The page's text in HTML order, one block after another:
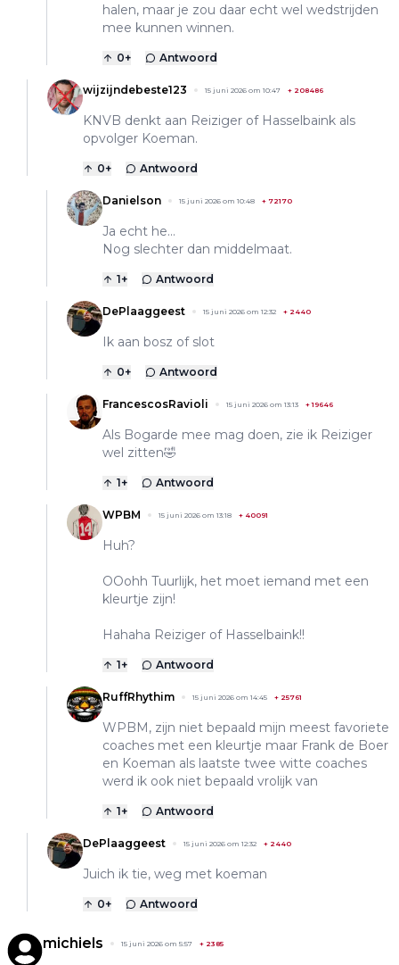
halen, maar je zou daar echt wel wedstrijden
mee kunnen winnen.
0+ Antwoord
wijzijndebeste123 15 juni 2026 om 10:47 + 208486
KNVB denkt aan Reiziger of Hasselbaink als
opvolger Koeman.
0+ Antwoord
Danielson 15 juni 2026 om 10:48 + 72170
Ja echt he...
Nog slechter dan middelmaat.
1+ Antwoord
DePlaaggeest 15 juni 2026 om 12:32 + 2440
Ik aan bosz of slot
0+ Antwoord
FrancescosRavioli 15 juni 2026 om 13:13 +19646
Als Bogarde mee mag doen, zie ik Reiziger
wel zitten🤣
1+ Antwoord
WPBM 15 juni 2026 om 13:18 + 40091
Huh?
OOohh Tuurlijk, het moet iemand met een
kleurtje zijn!
Hahaha Reiziger of Hasselbaink!!
1+ Antwoord
RuffRhythim 15 juni 2026 om 14:45 + 25761
WPBM, zijn niet bepaald mijn meest favoriete
coaches met een kleurtje maar Frank de Boer
en Koeman als laatste twee witte coaches
werd ik ook niet bepaald vrolijk van
1+ Antwoord
DePlaaggeest 15 juni 2026 om 12:32 + 2440
Juich ik tie, weg met koeman
0+ Antwoord
michiels 15 juni 2026 om 5:57 + 2385